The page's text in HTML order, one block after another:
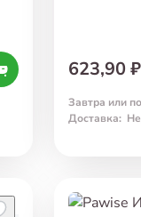
623,90 ₽
Завтра или
Доставка: